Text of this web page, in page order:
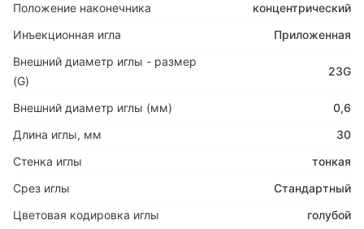
Положение наконечника
концентрический
Инъекционная игла
Приложенная
Внешний диаметр иглы - размер
(G)
23G
Внешний диаметр иглы (мм)
0,6
Длина иглы, мм
30
Стенка иглы
тонкая
Срез иглы
Стандартный
Цветовая кодировка иглы
голубой